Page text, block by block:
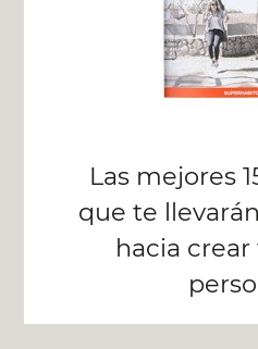
Las mejores
que te
hacia